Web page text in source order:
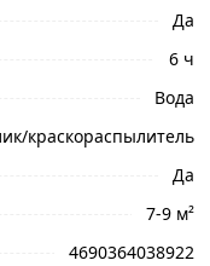
Наши
доставки
серый RAL
стен и потолков
Да
6 ч
Вода
краскораспылитель
Да
7-9 м²
4690364038922